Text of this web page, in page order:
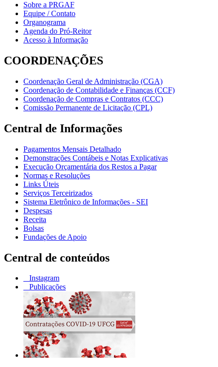
Sobre a PRGAF
Equipe / Contato
Organograma
Agenda do Pró-Reitor
Acesso à Informação
COORDENAÇÕES
Coordenação Geral de Administração (CGA)
Coordenação de Contabilidade e Finanças (CCF)
Coordenação de Compras e Contratos (CCC)
Comissão Permanente de Licitação (CPL)
Central de Informações
Pagamentos Mensais Detalhado
Demonstrações Contábeis e Notas Explicativas
Execução Orçamentária dos Restos a Pagar
Normas e Resoluções
Links Úteis
Serviços Terceirizados
Sistema Eletrônico de Informações - SEI
Despesas
Receita
Bolsas
Fundações de Apoio
Central de conteúdos
Instagram
Publicações